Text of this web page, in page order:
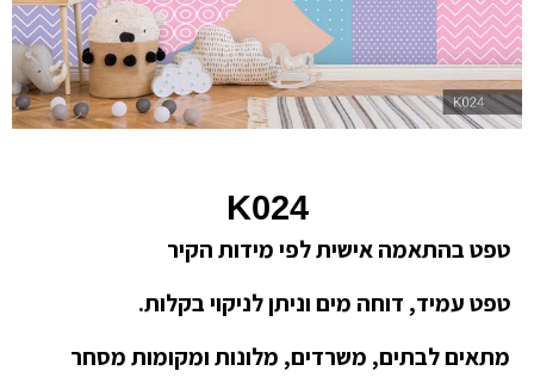
K024
טפט בהתאמה אישית לפי מידות הקיר
טפט עמיד, דוחה מים וניתן לניקוי בקלות.
מתאים לבתים, משרדים, מלונות ומקומות מסחר